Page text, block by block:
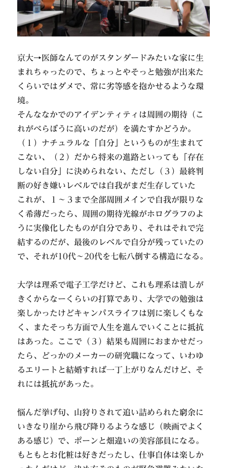
京大→医師なんてのがスタンダードみたいな家に生
まれちゃったので、ちょっとやそっと勉強が出来た
くらいではダメで、常に劣等感を抱かせるような環
境。
そんななかでのアイデンティティは周囲の期待（こ
れがべらぼうに高いのだが）を満たすかどうか。
（１）ナチュラルな「自分」というものが生まれて
こない、（２）だから将来の進路といっても「存在
しない自分」に決められない、ただし（３）最終判
断の好き嫌いレベルでは自我がまだ生存していた
これが、１～３まで全部周囲メインで自我が限りな
く希薄だったら、周囲の期待光線がホログラフのよ
うに実像化したものが自分であり、それはそれで完
結するのだが、最後のレベルで自分が残っていたの
で、それが10代～20代を七転八倒する構造になる。
大学は理系で電子工学だけど、これも理系は潰しが
きくからなーくらいの打算であり、大学での勉強は
楽しかったけどキャンパスライフは別に楽しくもな
く、またそっち方面で人生を進んでいくことに抵抗
はあった。ここで（３）結果も周囲におまかせだっ
たら、どっかのメーカーの研究職になって、いわゆ
るエリートと結婚すれば一丁上がりなんだけど、そ
れには抵抗があった。
悩んだ挙げ句、山狩りされて追い詰められた窮余に
いきなり崖から飛び降りるような感じ（映画でよく
ある感じ）で、ポーンと畑違いの美容部員になる。
もともとお化粧は好きだったし、仕事自体は楽しか